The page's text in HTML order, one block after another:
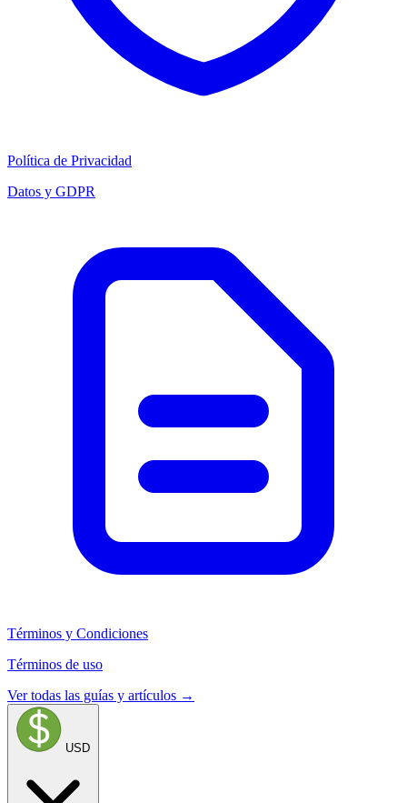
Política de Privacidad
Datos y GDPR
Términos y Condiciones
Términos de uso
Ver todas las guías y artículos →
USD